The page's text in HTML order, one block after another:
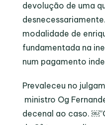
devolução de uma
modalidade de
fundamentada na
num pagamento
Prevaleceu no
ministro Og
decenal ao caso.